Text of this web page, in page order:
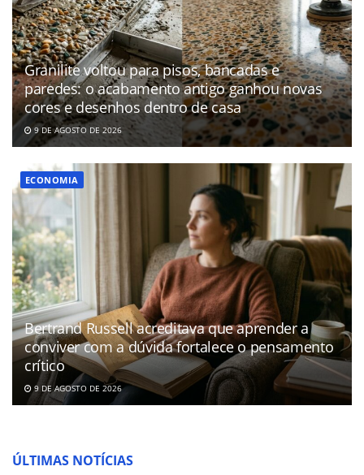
Granilite voltou para pisos, bancadas e
paredes: o acabamento antigo ganhou novas
cores e desenhos dentro de casa
9 DE AGOSTO DE 2026
ECONOMIA
Bertrand Russell acreditava que aprender a
conviver com a dúvida fortalece o pensamento
crítico
9 DE AGOSTO DE 2026
ÚLTIMAS NOTÍCIAS